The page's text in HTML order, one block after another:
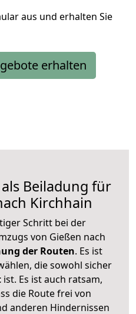
aus und erhalten Sie
erhalten
Beiladung für
Kirchhain
Schritt bei der
von Gießen nach
der Routen. Es ist
die sowohl sicher
ist. Es ist auch ratsam,
die Route frei von
anderen Hindernissen